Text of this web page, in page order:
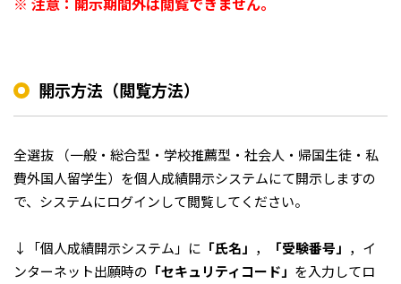
開示方法（閲覧方法）
全選抜 （一般・総合型・学校推薦型・社会人・帰国生徒・私
費外国人留学生）を個人成績開示システムにて開示しますの
で、システムにログインして閲覧してください。
↓「個人成績開示システム」に 「氏名」 ， 「受験番号」 ，イ
ンターネット出願時の 「セキュリティコード」 を入力してロ